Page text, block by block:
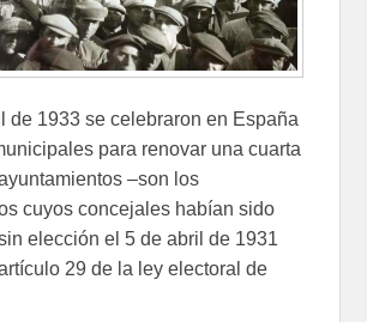
de 1933 se celebraron en España
para renovar una cuarta
–son los
cuyos concejales habían sido
elección el 5 de abril de 1931
29 de la ley electoral de